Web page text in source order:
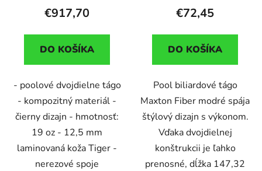
€917,70
DO KOŠÍKA
- poolové dvojdielne tágo
- kompozitný materiál -
čierny dizajn - hmotnosť:
19 oz - 12,5 mm
laminovaná koža Tiger -
nerezové spoje
€72,45
DO KOŠÍKA
Pool biliardové tágo
Maxton Fiber modré spája
štýlový dizajn s výkonom.
Vďaka dvojdielnej
konštrukcii je ľahko
prenosné, dĺžka 147,32